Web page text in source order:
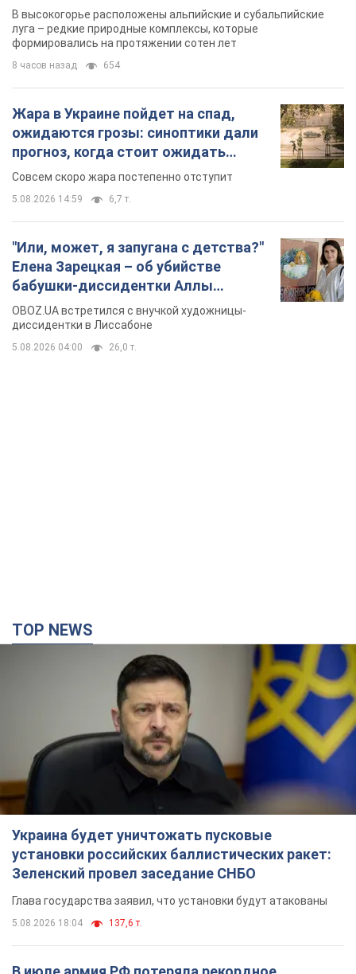
"Или, может, я запугана с детства?"
Елена Зарецкая – об убийстве
бегстве в Португалию с пятью
детьми
диссидентки в Лиссабоне
5.08.2026 04:00 26,0 т.
Украина будет уничтожать пусковые
установки российских баллистических ракет:
Зеленский провел заседание СНБО
Глава государства заявил, что установки будут атакованы
137,6 т.
В июле армия РФ потеряла рекордное
количество БПЛА, лодок и катеров: в
Минобороны обнародовали статистику
В прошлом месяце также выросли потери РФ в живой силе и
танках, а также количество поражений на большом
расстоянии
10 часов назад 5,0 т.
"Нужны быстрые и нестандартные подходы":
Корецкий пообещал предоставить бизнесу
приоритетный доступ к имеющимся